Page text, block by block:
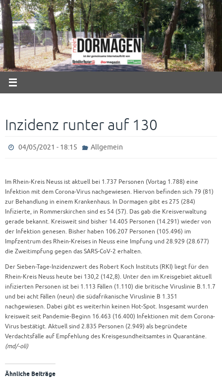
Zum
Inhalt
springen
Inzidenz runter auf 130
04/05/2021 - 18:15 Allgemein
Im Rhein-Kreis Neuss ist aktuell bei 1.737 Personen (Vortag 1.788) eine
Infektion mit dem Corona-Virus nachgewiesen. Hiervon befinden sich 79 (81)
zur Behandlung in einem Krankenhaus. In Dormagen gibt es 275 (284)
Infizierte, in Rommerskirchen sind es 54 (57). Das gab die Kreisverwaltung
gerade bekannt. Kreisweit sind bisher 14.405 Personen (14.291) wieder von
der Infektion genesen. Bisher haben 106.207 Personen (105.496) im
Impfzentrum des Rhein-Kreises in Neuss eine Impfung und 28.929 (28.677)
die Zweitimpfung gegen das SARS-CoV-2 erhalten.
Der Sieben-Tage-Inzidenzwert des Robert Koch Instituts (RKI) liegt für den
Rhein-Kreis Neuss heute bei 130,2 (142,8). Unter den im Kreisgebiet aktuell
infizierten Personen ist bei 1.113 Fällen (1.110) die britische Viruslinie B.1.1.7
und bei acht Fällen (neun) die südafrikanische Viruslinie B 1.351
nachgewiesen. Dabei gibt es weiterhin keinen Hot-Spot. Insgesamt wurden
kreisweit seit Pandemie-Beginn 16.463 (16.400) Infektionen mit dem Corona-
Virus bestätigt. Aktuell sind 2.835 Personen (2.949) als begründete
Verdachtsfälle auf Empfehlung des Kreisgesundheitsamtes in Quarantäne.
(md/-oli)
Ähnliche Beiträge